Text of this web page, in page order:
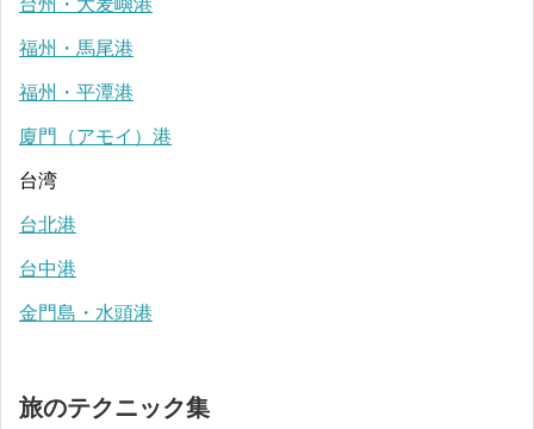
台州・大麦嶼港
福州・馬尾港
福州・平潭港
廈門（アモイ）港
台湾
台北港
台中港
金門島・水頭港
旅のテクニック集